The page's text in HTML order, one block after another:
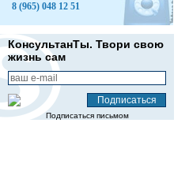
8 (965) 048 12 51
КонсультанТы. Твори свою
жизнь сам
Подписаться письмом